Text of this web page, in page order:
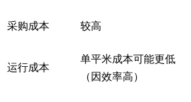
采购成本 较高
运行成本
单平米成本可能更低
（因效率高）